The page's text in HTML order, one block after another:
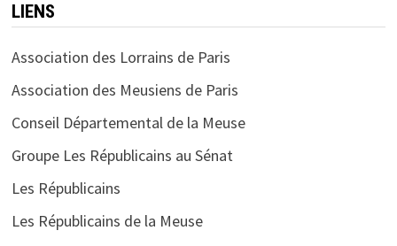
LIENS
Association des Lorrains de Paris
Association des Meusiens de Paris
Conseil Départemental de la Meuse
Groupe Les Républicains au Sénat
Les Républicains
Les Républicains de la Meuse